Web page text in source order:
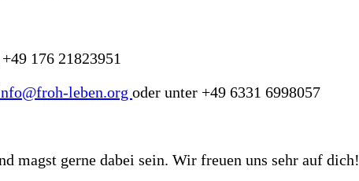
176 21823951
leben.org oder unter +49 6331 6998057
magst gerne dabei sein. Wir freuen uns sehr auf dich!